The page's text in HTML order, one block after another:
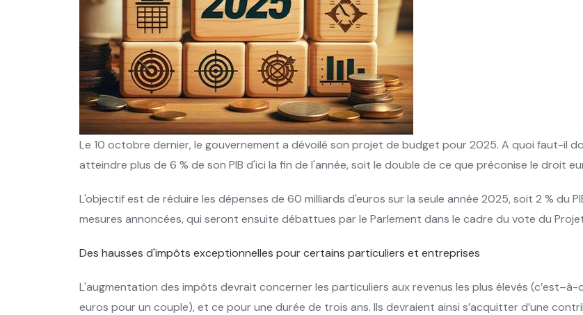
Le 10 octobre dernier, le gouvernement a dévoilé son projet de budget pour 2025. A quoi faut-il
atteindre plus de 6 % de son PIB d'ici la fin de l'année, soit le double de ce que préconise le droit
L'objectif est de réduire les dépenses de 60 milliards d'euros sur la seule année 2025, soit 2 % du
mesures annoncées, qui seront ensuite débattues par le Parlement dans le cadre du vote du
Des hausses d'impôts exceptionnelles pour certains particuliers et entreprises
L'augmentation des impôts devrait concerner les particuliers aux revenus les plus élevés
euros pour un couple), et ce pour une durée de trois ans. Ils devraient ainsi s’acquitter d’une